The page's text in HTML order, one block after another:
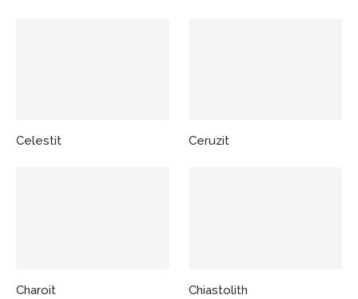
Celestit Ceruzit
Charoit Chiastolith